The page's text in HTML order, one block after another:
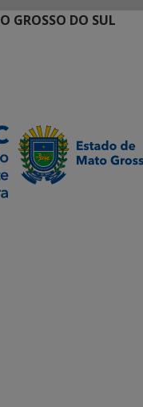
GROSSO DO SUL